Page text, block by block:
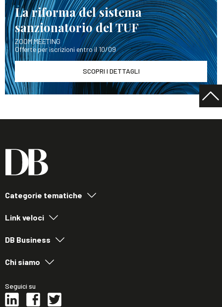
La riforma del sistema
sanzionatorio del TUF
ZOOM MEETING
Offerte per iscrizioni entro il 10/09
SCOPRI I DETTAGLI
Categorie tematiche
Link veloci
DB Business
Chi siamo
Seguici su